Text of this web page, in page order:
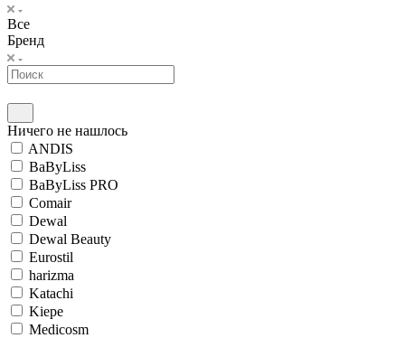
Все
Бренд
Ничего не нашлось
ANDIS
BaByLiss
BaByLiss PRO
Comair
Dewal
Dewal Beauty
Eurostil
harizma
Katachi
Kiepe
Medicosm